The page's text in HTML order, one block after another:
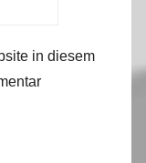
in diesem